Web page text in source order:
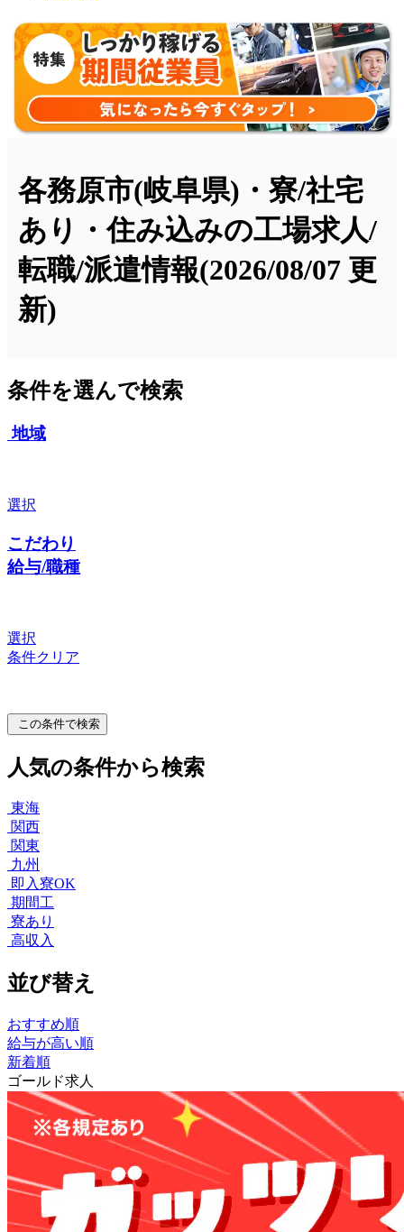
各務原市(岐阜県)・寮/社宅
あり・住み込みの工場求人/
転職/派遣情報(2026/08/07 更
新)
条件を選んで検索
地域
選択
こだわり
給与/職種
選択
条件クリア
この条件で検索
人気の条件から検索
東海
関西
関東
九州
即入寮OK
期間工
寮あり
高収入
並び替え
おすすめ順
給与が高い順
新着順
ゴールド求人